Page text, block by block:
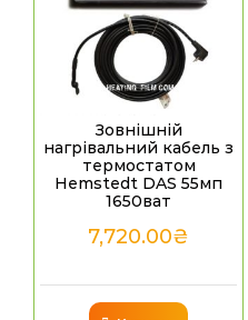
Зовнішній
нагрівальний кабель з
термостатом
Hemstedt DAS 55мп
1650ват
7,720.00₴